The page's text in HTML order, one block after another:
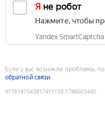
Я не робот
Нажмите, чтобы
Yandex SmartCaptcha
Если у вас возникли проблемы,
обратной связи
9176197543817411158:1786003440